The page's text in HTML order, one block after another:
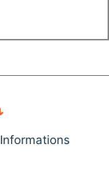
Informations